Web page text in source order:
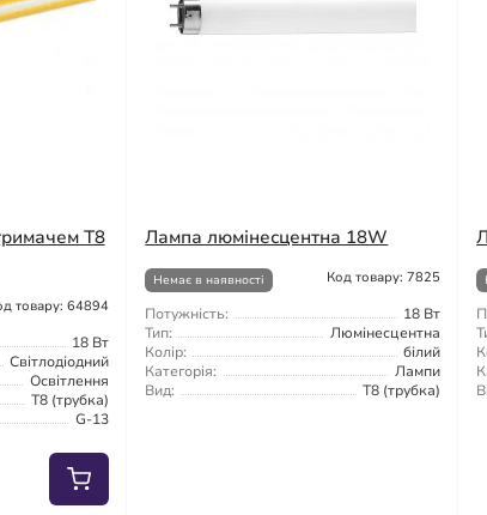
Т8
товару: 64894
18 Вт
Світлодіодний
Освітлення
T8 (трубка)
G-13
Лампа люмінесцентна 18W
Немає в наявності Код товару: 7825
Потужність:
18 Вт
Тип:
Люмінесцентна
Колір:
білий
Категорія:
Лампи
Вид:
T8 (трубка)